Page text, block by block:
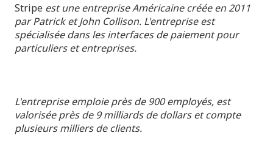
Stripe est une entreprise Américaine créée en 2011
par Patrick et John Collison. L'entreprise est
spécialisée dans les interfaces de paiement pour
particuliers et entreprises.
L'entreprise emploie près de 900 employés, est
valorisée près de 9 milliards de dollars et compte
plusieurs milliers de clients.